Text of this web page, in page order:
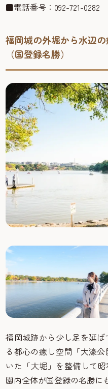
■電話番号：092-721-0282
福岡城の外堀から水辺の
（国登録名勝）
福岡城跡から少し足を延
る都心の癒し空間「大濠
いた「大堀」を整備して昭
園内全体が国登録の名勝に